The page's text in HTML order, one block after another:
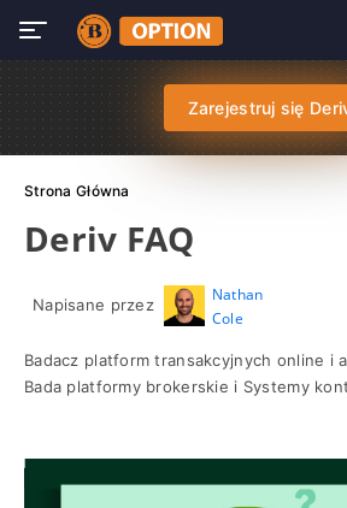
Zarejestruj się
Strona Główna
Deriv FAQ
Napisane przez
Nathan
Cole
Badacz platform transakcyjnych online i
Bada platformy brokerskie i Systemy